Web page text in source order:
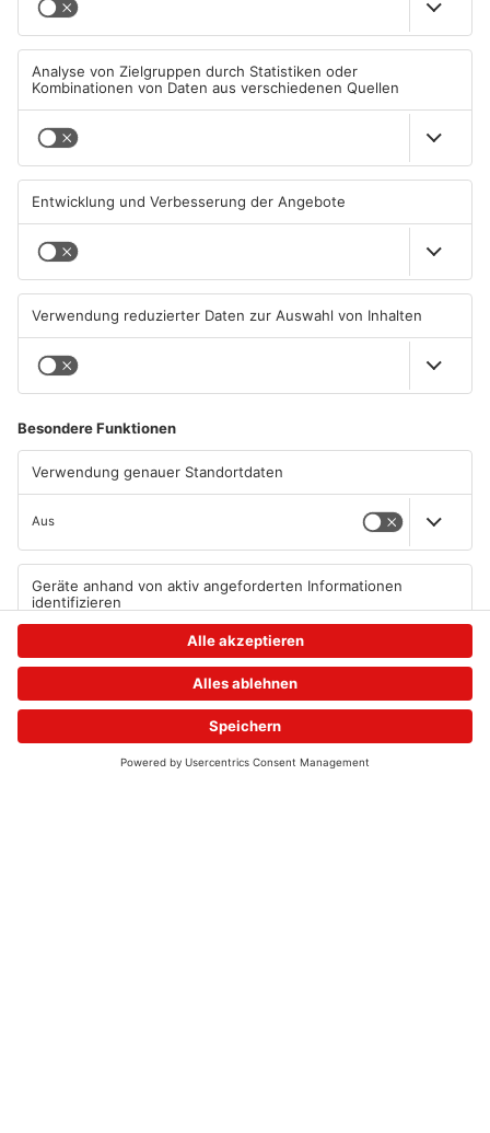
Gewässer im Primaveraland
leiden unter Trockenheit
04.08.2026, 15:07 UHR IN
PRIMAVERALAND
Kliniken im Primaveraland
melden mehr Patienten
durch Hitze
04.08.2026, 07:50 UHR IN